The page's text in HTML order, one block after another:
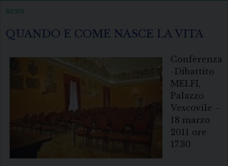
NEWS
QUANDO E COME NASCE LA VITA
Conferenza
-Dibattito
MELFI,
Palazzo
Vescovile –
18 marzo
2011 ore
17.30